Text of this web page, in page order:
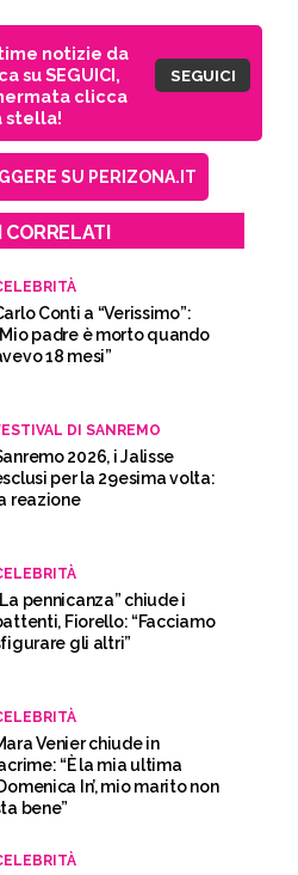
notizie da
su SEGUICI,
clicca
stella!
SEGUICI
SU PERIZONA.IT
CORRELATI
Conti a “Verissimo”:
padre è morto quando
18 mesi”
DI SANREMO
2026, i Jalisse
per la 29esima volta:
reazione
pennicanza” chiude i
Fiorello: “Facciamo
gli altri”
Venier chiude in
“È la mia ultima
In’, mio marito non
bene”